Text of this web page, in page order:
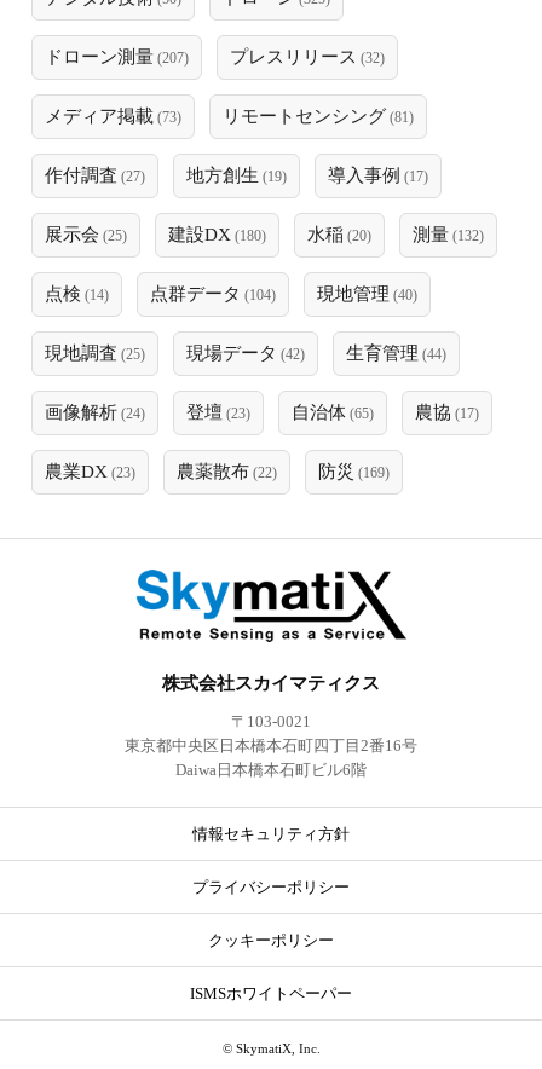
ドローン測量 (207) プレスリリース (32)
メディア掲載 (73) リモートセンシング (81)
作付調査 (27) 地方創生 (19) 導入事例 (17)
展示会 (25) 建設DX (180) 水稲 (20) 測量 (132)
点検 (14) 点群データ (104) 現地管理 (40)
現地調査 (25) 現場データ (42) 生育管理 (44)
画像解析 (24) 登壇 (23) 自治体 (65) 農協 (17)
農業DX (23) 農薬散布 (22) 防災 (169)
株式会社スカイマティクス
〒103-0021
東京都中央区日本橋本石町四丁目2番16号
Daiwa日本橋本石町ビル6階
情報セキュリティ方針
プライバシーポリシー
クッキーポリシー
ISMSホワイトペーパー
© SkymatiX, Inc.